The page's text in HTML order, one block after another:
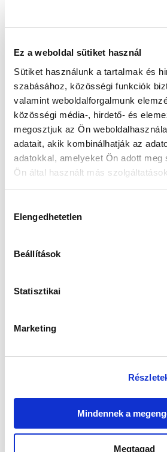
Ez a weboldal sütiket használ
Sütiket használunk a tartalmak és
szabásához, közösségi funkciók
valamint weboldalforgalmunk
közösségi média-, hirdető- és
megosztjuk az Ön
adatait, akik kombinálhatják az
adatokkal, amelyeket Ön adott meg
Ön által használt más
kiválasztása
Elengedhetetlen
Beállítások
Statisztikai
Marketing
Mindennek a
Megtagad
Augusztus 11. (Kedd)📦
Készleten:Nincs raktáron
45 990 Ft 38 490 Ft
Az elmúlt 30 nap legjobb